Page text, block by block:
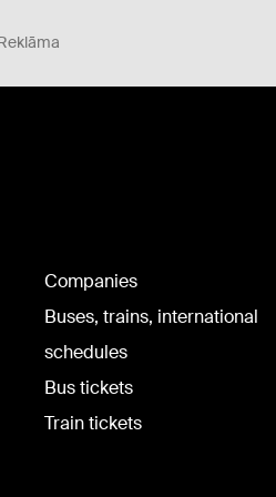
Companies
Buses, trains, international
schedules
Bus tickets
Train tickets